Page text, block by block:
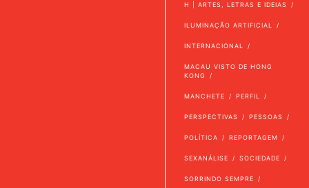
H | ARTES, LETRAS E IDEIAS
ILUMINAÇÃO ARTIFICIAL
INTERNACIONAL
MACAU VISTO DE HONG
KONG
MANCHETE PERFIL
PERSPECTIVAS PESSOAS
POLÍTICA REPORTAGEM
SEXANÁLISE SOCIEDADE
SORRINDO SEMPRE